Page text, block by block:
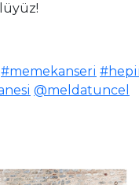
#memekanseri
@meldatuncel